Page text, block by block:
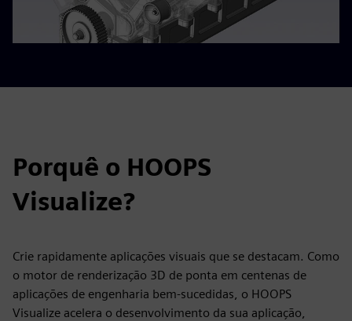
Porquê o HOOPS
Visualize?
Crie rapidamente aplicações visuais que se destacam. Como
o motor de renderização 3D de ponta em centenas de
aplicações de engenharia bem-sucedidas, o HOOPS
Visualize acelera o desenvolvimento da sua aplicação,